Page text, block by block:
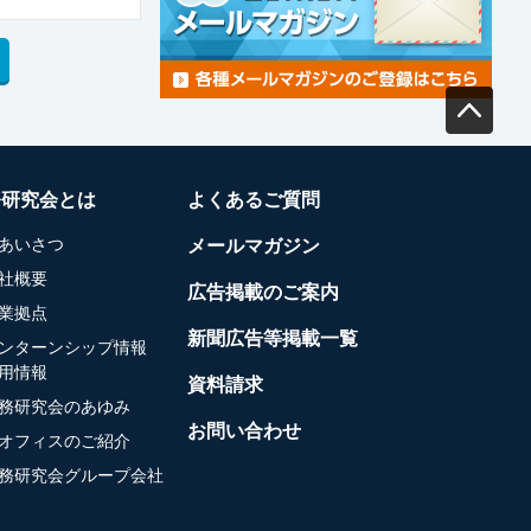
究会とは
いさつ
概要
拠点
ターンシップ情報
情報
研究会のあゆみ
フィスのご紹介
研究会グループ会社
よくあるご質問
メールマガジン
広告掲載のご案内
新聞広告等掲載一覧
資料請求
お問い合わせ